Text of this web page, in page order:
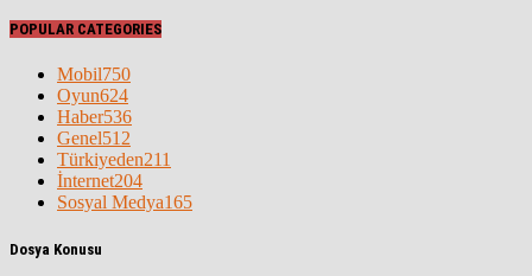
POPULAR CATEGORIES
Mobil750
Oyun624
Haber536
Genel512
Türkiyeden211
İnternet204
Sosyal Medya165
Dosya Konusu